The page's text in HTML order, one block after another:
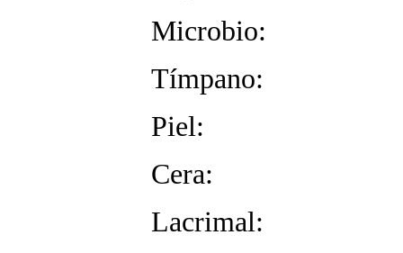
Microbio:
Tímpano:
Piel:
Cera:
Lacrimal: